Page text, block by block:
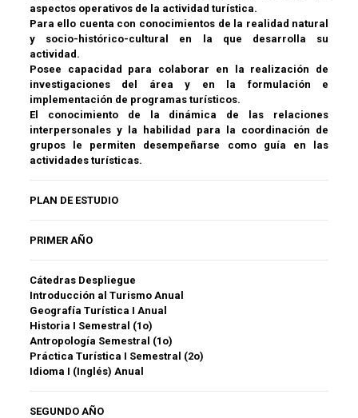
aspectos operativos de la actividad turística.
Para ello cuenta con conocimientos de la realidad natural
y socio-histórico-cultural en la que desarrolla su
actividad.
Posee capacidad para colaborar en la realización de
investigaciones del área y en la formulación e
implementación de programas turísticos.
El conocimiento de la dinámica de las relaciones
interpersonales y la habilidad para la coordinación de
grupos le permiten desempeñarse como guía en las
actividades turísticas.
PLAN DE ESTUDIO
PRIMER AÑO
Cátedras Despliegue
Introducción al Turismo Anual
Geografía Turística I Anual
Historia I Semestral (1o)
Antropología Semestral (1o)
Práctica Turística I Semestral (2o)
Idioma I (Inglés) Anual
SEGUNDO AÑO